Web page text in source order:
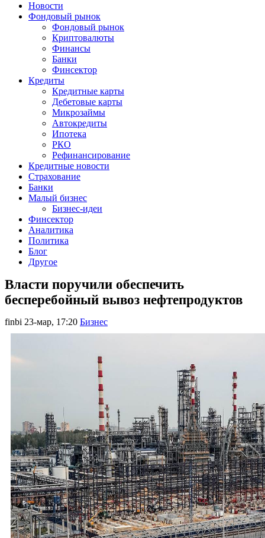
Новости
Фондовый рынок
Фондовый рынок
Криптовалюты
Финансы
Банки
Финсектор
Кредиты
Кредитные карты
Дебетовые карты
Микрозаймы
Автокредиты
Ипотека
РКО
Рефинансирование
Кредитные новости
Страхование
Банки
Малый бизнес
Бизнес-идеи
Финсектор
Аналитика
Политика
Блог
Другое
Власти поручили обеспечить
бесперебойный вывоз нефтепродуктов
finbi 23-мар, 17:20 Бизнес